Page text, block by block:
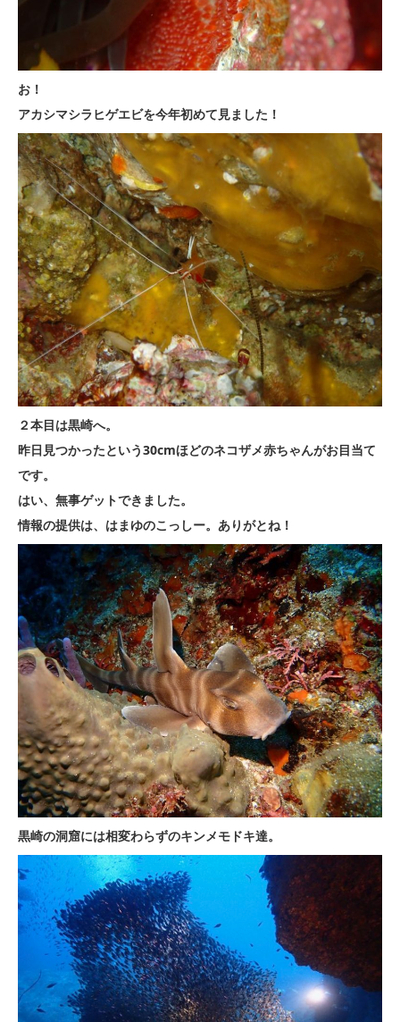
お！
アカシマシラヒゲエビを今年初めて見ました！
２本目は黒崎へ。
昨日見つかったという30cmほどのネコザメ赤ちゃんがお目当て
です。
はい、無事ゲットできました。
情報の提供は、はまゆのこっしー。ありがとね！
黒崎の洞窟には相変わらずのキンメモドキ達。